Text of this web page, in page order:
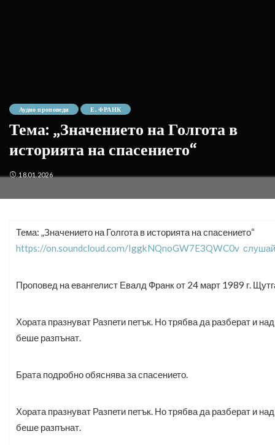
Аудио проповеди Е. ФРАНК
Тема: „Значението на Голгота в
историята на спасението“
18.01.2026
Тема: „Значението на Голгота в историята на спасението“
https://on.soundcloud.com/IggkNQnoGW7E3QWC0v
Проповед на евангелист Евалд Франк от 24 март 1989 г.
Хората празнуват Разпети петък. Но трябва да разберат и
беше разпънат.
Брата подробно обяснява за спасението.
Хората празнуват Разпети петък. Но трябва да разберат и
беше разпънат.